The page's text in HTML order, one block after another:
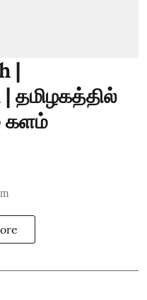
|
தமிழகத்தில்
களம்